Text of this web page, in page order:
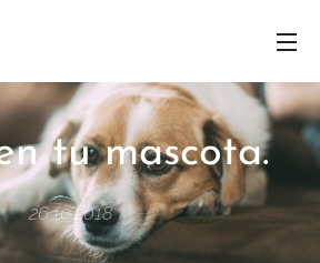
tu mascota.
26.10.2018